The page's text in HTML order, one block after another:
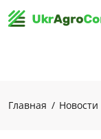
Главная Новости